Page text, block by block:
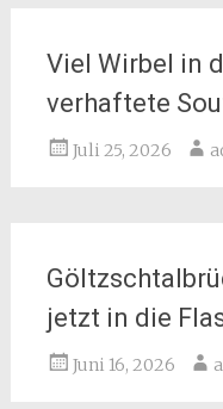
Viel Wirbel in
verhaftete
Juli 25, 2026
jetzt in die
Juni 16, 2026